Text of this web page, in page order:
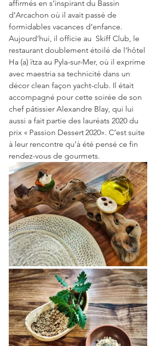
affirmés en s’inspirant du Bassin
d’Arcachon où il avait passé de
formidables vacances d’enfance.
Aujourd’hui, il officie au  Skiff Club, le
restaurant doublement étoilé de l’hôtel
Ha (a) ïtza au Pyla-sur-Mer, où il exprime
avec maestria sa technicité dans un
décor clean façon yacht-club. Il était
accompagné pour cette soirée de son
chef pâtissier Alexandre Blay, qui lui
aussi a fait partie des lauréats 2020 du
prix « Passion Dessert 2020». C’est suite
à leur rencontre qu’à été pensé ce fin
rendez-vous de gourmets.